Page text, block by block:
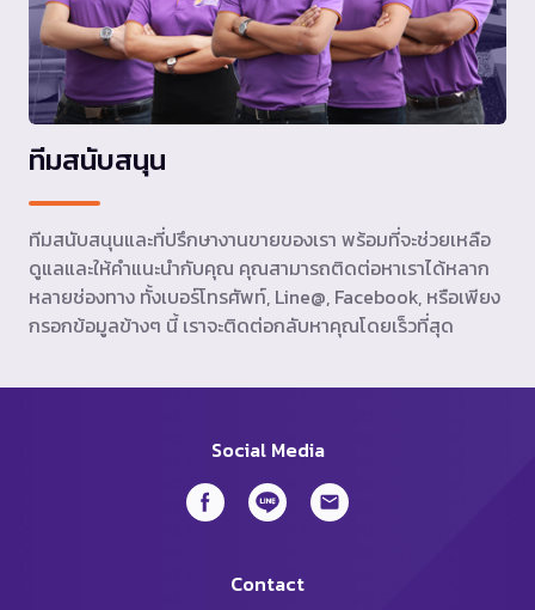
ทีมสนับสนุน
ทีมสนับสนุนและที่ปรึกษางานขายของเรา พร้อมที่จะช่วยเหลือ
ดูแลและให้คำแนะนำกับคุณ คุณสามารถติดต่อหาเราได้หลาก
หลายช่องทาง ทั้งเบอร์โทรศัพท์, Line@, Facebook, หรือเพียง
กรอกข้อมูลข้างๆ นี้ เราจะติดต่อกลับหาคุณโดยเร็วที่สุด
Social Media
Contact